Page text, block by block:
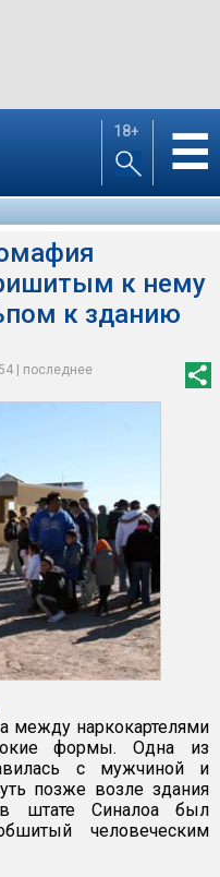
18+ ☰
к нему
к зданию
| последнее
между наркокартелями
формы. Одна из
с мужчиной и
позже возле здания
в штате Синалоа был
человеческим